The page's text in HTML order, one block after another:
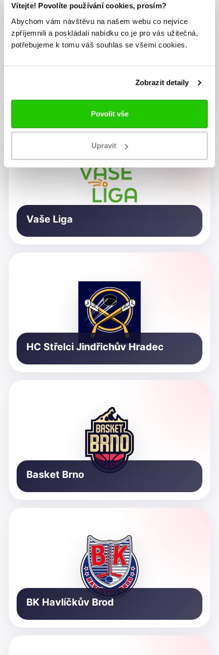
Vítejte! Povolíte používání cookies, prosím?
Abychom vám návštěvu na našem webu co nejvíce
zpříjemnili a poskládali nabídku co je pro vás užitečná,
potřebujeme k tomu váš souhlas se všemi cookies.
Zobrazit detaily
Povolit vše
Upravit
Vaše Liga
HC Střelci Jindřichův Hradec
Basket Brno
BK Havlíčkův Brod